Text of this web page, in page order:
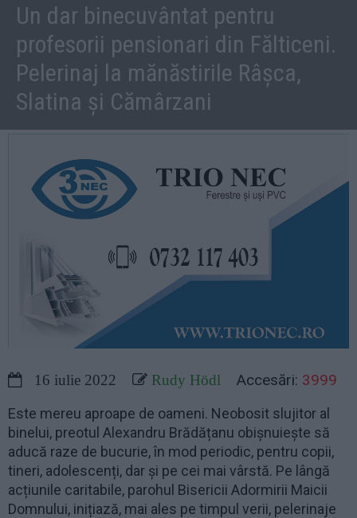
Un dar binecuvântat pentru
profesorii pensionari din Fălticeni.
Pelerinaj la mănăstirile Râșca,
Slatina și Cămârzani
16 iulie 2022 Rudy Hödl Accesări: 3999
Este mereu aproape de oameni. Neobosit slujitor al
binelui, preotul Alexandru Brădățanu obișnuiește să
aducă raze de bucurie, în mod periodic, pentru copii,
tineri, adolescenți, dar și pe cei mai vârstă. Pe lângă
acțiunile caritabile, parohul Bisericii Adormirii Maicii
Domnului, inițiază, mai ales pe timpul verii, pelerinaje